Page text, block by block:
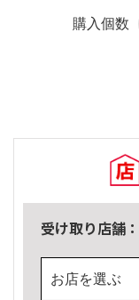
購入個数
受け取り店舗：
お店を選ぶ